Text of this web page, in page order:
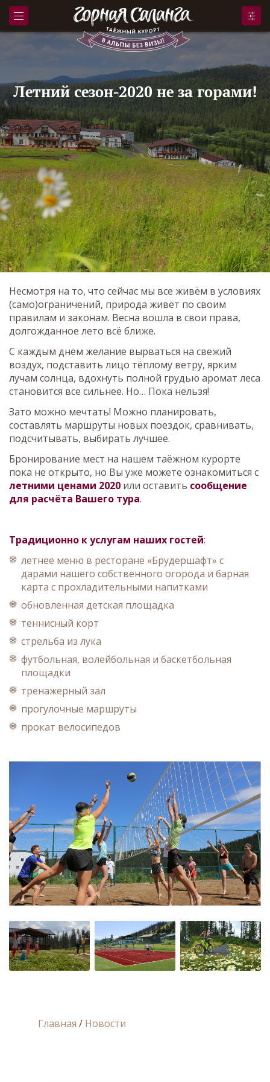
Летний сезон-2020 не за горами!
Несмотря на то, что сейчас мы все живём в условиях
(само)ограничений, природа живёт по своим
правилам и законам. Весна вошла в свои права,
долгожданное лето всё ближе.
С каждым днём желание вырваться на свежий
воздух, подставить лицо тёплому ветру, ярким
лучам солнца, вдохнуть полной грудью аромат леса
становится все сильнее. Но… Пока нельзя!
Зато можно мечтать! Можно планировать,
составлять маршруты новых поездок, сравнивать,
подсчитывать, выбирать лучшее.
Бронирование мест на нашем таёжном курорте
пока не открыто, но Вы уже можете ознакомиться с
летними ценами 2020 или оставить сообщение
для расчёта Вашего тура.
Традиционно к услугам наших гостей:
летнее меню в ресторане «Брудершафт» с
дарами нашего собственного огорода и барная
карта с прохладительными напитками
обновленная детская площадка
теннисный корт
стрельба из лука
футбольная, волейбольная и баскетбольная
площадки
тренажерный зал
прогулочные маршруты
прокат велосипедов
Главная / Новости